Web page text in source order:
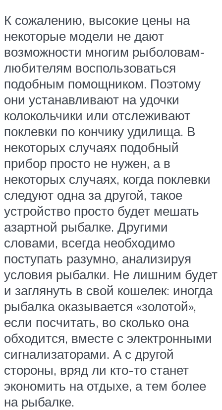
К сожалению, высокие цены на
некоторые модели не дают
возможности многим рыболовам-
любителям воспользоваться
подобным помощником. Поэтому
они устанавливают на удочки
колокольчики или отслеживают
поклевки по кончику удилища. В
некоторых случаях подобный
прибор просто не нужен, а в
некоторых случаях, когда поклевки
следуют одна за другой, такое
устройство просто будет мешать
азартной рыбалке. Другими
словами, всегда необходимо
поступать разумно, анализируя
условия рыбалки. Не лишним будет
и заглянуть в свой кошелек: иногда
рыбалка оказывается «золотой»,
если посчитать, во сколько она
обходится, вместе с электронными
сигнализаторами. А с другой
стороны, вряд ли кто-то станет
экономить на отдыхе, а тем более
на рыбалке.